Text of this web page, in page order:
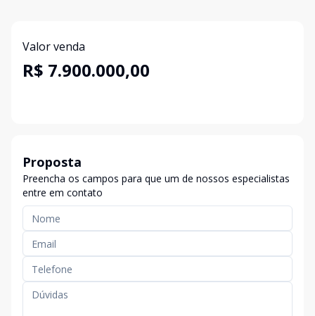
Valor venda
R$ 7.900.000,00
Proposta
Preencha os campos para que um de nossos especialistas
entre em contato